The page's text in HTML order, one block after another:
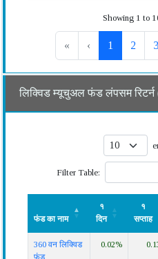
Showing 1 to
« ‹ 1 2 3
लिक्विड म्यूचुअल फंड लंपसम रिटर्न
Filter Table:
फंड का नाम
१
दिन
१
सप्ताह
फंड का नाम
दिन
सप्ताह
360 वन लिक्विड
फंड
0.02%